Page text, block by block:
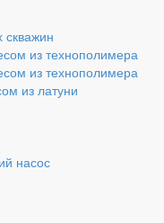
из технополимера
из технополимера
из латуни
насос